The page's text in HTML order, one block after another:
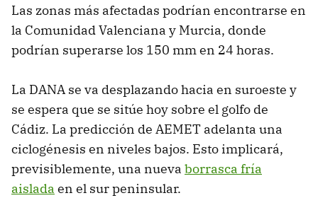
Las zonas más afectadas podrían encontrarse en
la Comunidad Valenciana y Murcia, donde
podrían superarse los 150 mm en 24 horas.
La DANA se va desplazando hacia en suroeste y
se espera que se sitúe hoy sobre el golfo de
Cádiz. La predicción de AEMET adelanta una
ciclogénesis en niveles bajos. Esto implicará,
previsiblemente, una nueva borrasca fría
aislada en el sur peninsular.